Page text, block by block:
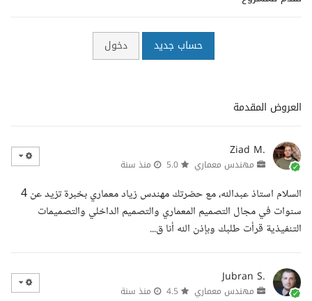
حساب جديد دخول
العروض المقدمة
Ziad M.
مهندس معماري منذ سنة
السلام استاذ عبدالله، مع حضرتك مهندس زياد معماري بخبرة تزيد عن 4
سنوات في مجال التصميم المعماري والتصميم الداخلي والتصميمات
التنفيذية قرأت طلبك وبإذن الله أنا ق...
Jubran S.
مهندس معماري منذ سنة